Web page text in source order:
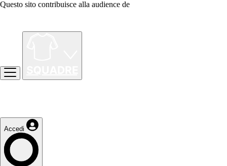
Questo sito contribuisce alla audience de
Accedi